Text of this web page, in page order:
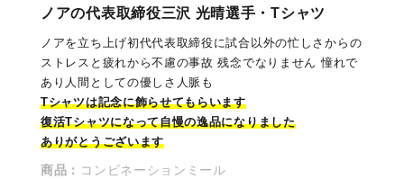
ノアの代表取締役三沢 光晴選手・Tシャツ
ノアを立ち上げ初代代表取締役に試合以外の忙しさからの
ストレスと疲れから不慮の事故 残念でなりません 憧れで
あり人間としての優しさ人脈も
Tシャツは記念に飾らせてもらいます
復活Tシャツになって自慢の逸品になりました
ありがとうございます
商品： コンビネーションミール